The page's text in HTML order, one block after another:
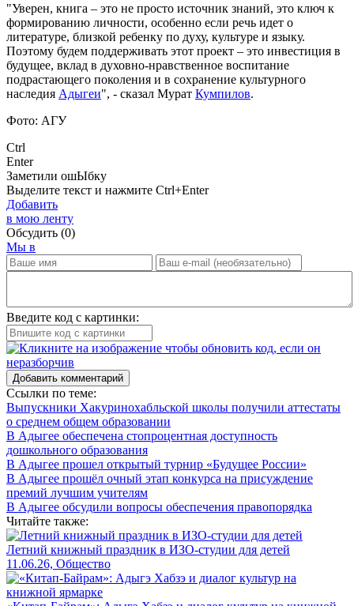
"Уверен, книга – это не просто источник знаний, это ключ к
формированию личности, особенно если речь идет о
литературе, близкой ребенку по духу, культуре и языку.
Поэтому будем поддерживать этот проект – это инвестиция в
будущее, вклад в духовно-нравственное воспитание
подрастающего поколения и в сохранение культурного
наследия Адыгеи", - сказал Мурат Кумпилов.
Фото: АГУ
Ctrl
Enter
Заметили ошЫбку
Выделите текст и нажмите Ctrl+Enter
Добавить
в мою ленту
Обсудить (0)
Мы в
Введите код с картинки:
Добавить комментарий
Ссылки по теме:
Выпускники Хакуринохабльской школы получили аттестаты
о среднем общем образовании
В Адыгее обеспечена стопроцентная доступность
дошкольного образования
В Адыгее прошел открытый турнир «Будущее России»
В Адыгее прошёл очный этап конкурса на присуждение
премий лучшим учителям
В Адыгее обсудили вопросы обеспечения правопорядка
Читайте также:
Летний книжный праздник в ИЗО-студии для детей
11.06.26, Общество